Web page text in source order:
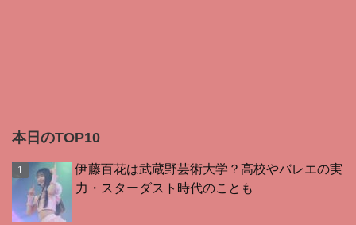
本日のTOP10
伊藤百花は武蔵野芸術大学？高校やバレエの実
力・スターダスト時代のことも